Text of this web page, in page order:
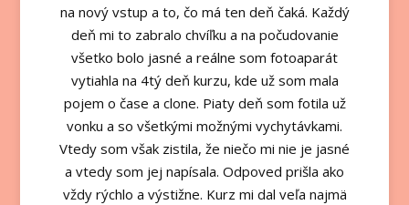
na nový vstup a to, čo má ten deň čaká. Každý
deň mi to zabralo chvíľku a na počudovanie
všetko bolo jasné a reálne som fotoaparát
vytiahla na 4tý deň kurzu, kde už som mala
pojem o čase a clone. Piaty deň som fotila už
vonku a so všetkými možnými vychytávkami.
Vtedy som však zistila, že niečo mi nie je jasné
a vtedy som jej napísala. Odpoved prišla ako
vždy rýchlo a výstižne. Kurz mi dal veľa najmä